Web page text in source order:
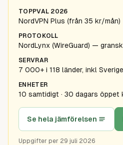
TOPPVAL 2026
NordVPN Plus (från 35 kr/mån)
PROTOKOLL
NordLynx (WireGuard) —
SERVRAR
7 000+ i 118 länder, inkl Sverige
ENHETER
10 samtidigt · 30 dagars öppet
Se hela jämförelsen
Uppgifter per 29 juli 2026